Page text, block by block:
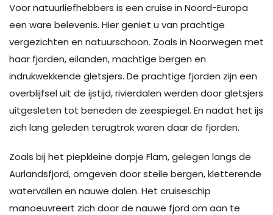
Voor natuurliefhebbers is een cruise in Noord-Europa
een ware belevenis. Hier geniet u van prachtige
vergezichten en natuurschoon. Zoals in Noorwegen met
haar fjorden, eilanden, machtige bergen en
indrukwekkende gletsjers. De prachtige fjorden zijn een
overblijfsel uit de ijstijd, rivierdalen werden door gletsjers
uitgesleten tot beneden de zeespiegel. En nadat het ijs
zich lang geleden terugtrok waren daar de fjorden.
Zoals bij het piepkleine dorpje Flam, gelegen langs de
Aurlandsfjord, omgeven door steile bergen, kletterende
watervallen en nauwe dalen. Het cruiseschip
manoeuvreert zich door de nauwe fjord om aan te